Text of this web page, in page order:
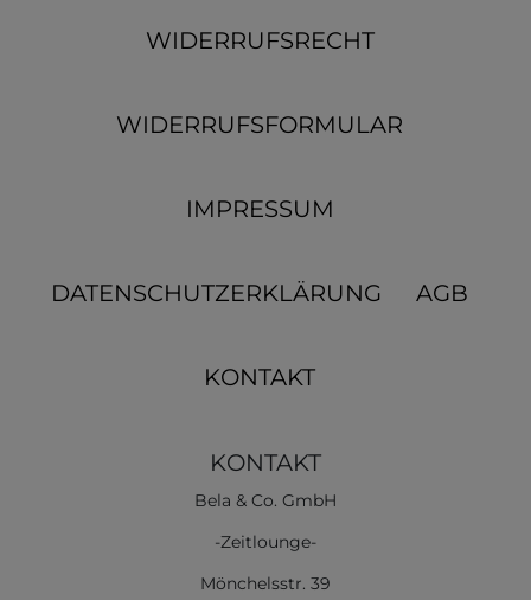
WIDERRUFSRECHT
WIDERRUFSFORMULAR
IMPRESSUM
DATENSCHUTZERKLÄRUNG AGB
KONTAKT
KONTAKT
Bela & Co. GmbH
-Zeitlounge-
Mönchelsstr. 39